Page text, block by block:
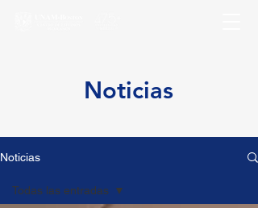
Noticias
Noticias
Todas las entradas